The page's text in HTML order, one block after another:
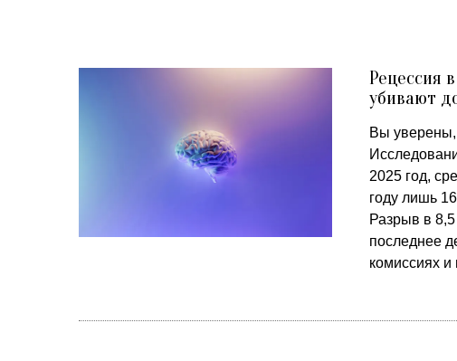
Рецессия
убивают
Вы уверены,
2025 год,
году лишь
Разрыв в
последнее
комиссиях